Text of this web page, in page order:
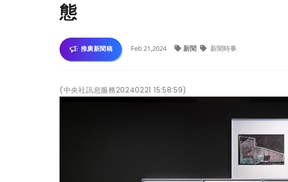
態
推廣新聞稿 Feb 21,2024 新聞 新聞時事
(中央社訊息服務20240221 15:58:59)